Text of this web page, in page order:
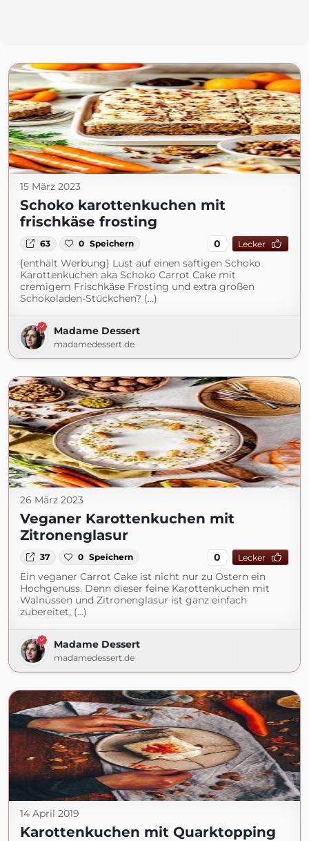
15 März 2023
Schoko karottenkuchen mit
frischkäse frosting
63 0 Speichern 0 Lecker
{enthält Werbung} Lust auf einen saftigen Schoko
Karottenkuchen aka Schoko Carrot Cake mit
cremigem Frischkäse Frosting und extra großen
Schokoladen-Stückchen? (...)
Madame Dessert
madamedessert.de
26 März 2023
Veganer Karottenkuchen mit
Zitronenglasur
37 0 Speichern 0 Lecker
Ein veganer Carrot Cake ist nicht nur zu Ostern ein
Hochgenuss. Denn dieser feine Karottenkuchen mit
Walnüssen und Zitronenglasur ist ganz einfach
zubereitet, (...)
Madame Dessert
madamedessert.de
14 April 2019
Karottenkuchen mit Quarktopping